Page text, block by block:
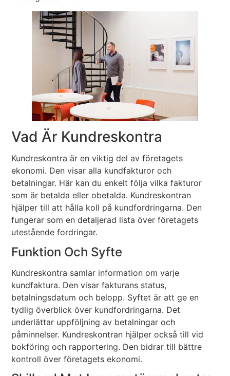
Vad Är Kundreskontra
Kundreskontra är en viktig del av företagets
ekonomi. Den visar alla kundfakturor och
betalningar. Här kan du enkelt följa vilka fakturor
som är betalda eller obetalda. Kundreskontran
hjälper till att hålla koll på kundfordringarna. Den
fungerar som en detaljerad lista över företagets
utestående fordringar.
Funktion Och Syfte
Kundreskontra samlar information om varje
kundfaktura. Den visar fakturans status,
betalningsdatum och belopp. Syftet är att ge en
tydlig överblick över kundfordringarna. Det
underlättar uppföljning av betalningar och
påminnelser. Kundreskontran hjälper också till vid
bokföring och rapportering. Den bidrar till bättre
kontroll över företagets ekonomi.